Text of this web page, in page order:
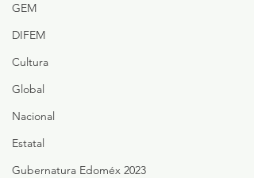
GEM
DIFEM
Cultura
Global
Nacional
Estatal
Gubernatura Edoméx 2023